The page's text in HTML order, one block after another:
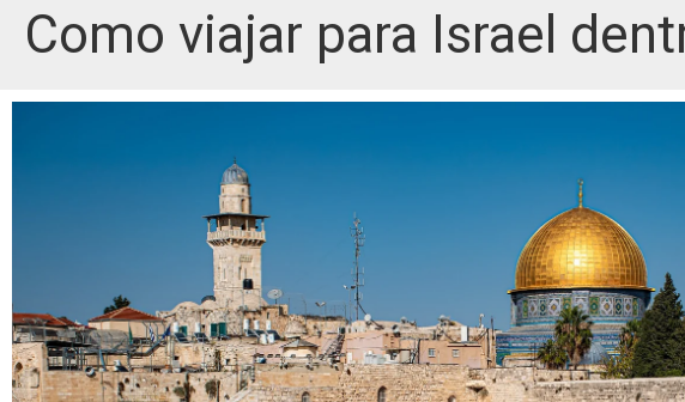
Como viajar para Israel